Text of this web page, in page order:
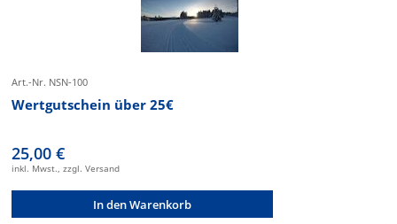
Art.-Nr. NSN-100
Wertgutschein über 25€
25,00 €
inkl. Mwst., zzgl. Versand
In den Warenkorb